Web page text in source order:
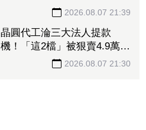
2026.08.07 21:39
晶圓代工淪三大法人提款
機！「這2檔」被狠賣4.9萬
張 聯電中刀失血38.2億元跌